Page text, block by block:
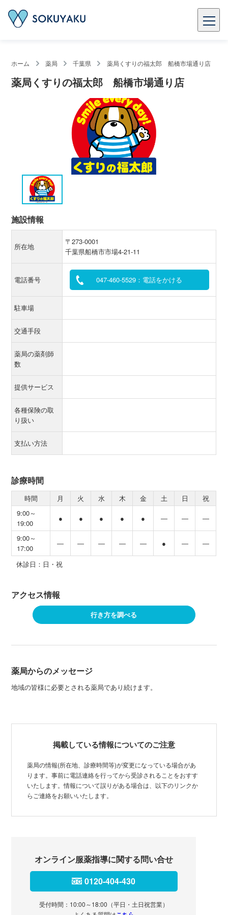
ホーム 薬局 千葉県 薬局くすりの福太郎 船橋市場通り店
薬局くすりの福太郎 船橋市場通り店
施設情報
所在地
〒273-0001
千葉県船橋市市場4-21-11
電話番号 047-460-5529：電話をかける
駐車場
交通手段
薬局の薬剤師
数
提供サービス
各種保険の取
り扱い
支払い方法
診療時間
時間 月 火 水 木 金 土 日
祝
9:00～
19:00
● ● ● ● ● ― ― ―
9:00～
17:00
― ― ― ― ― ● ― ―
休診日：日・祝
アクセス情報
行き方を調べる
薬局からのメッセージ
地域の皆様に必要とされる薬局であり続けます。
掲載している情報についてのご注意
薬局の情報(所在地、診療時間等)が変更になっている場合があ
ります。事前に電話連絡を行ってから受診されることをおすす
いたします。情報について誤りがある場合は、以下のリンクか
らご連絡をお願いいたします。
オンライン服薬指導に関する問い合せ
0120-404-430
受付時間：10:00～18:00（平日・土日祝営業）